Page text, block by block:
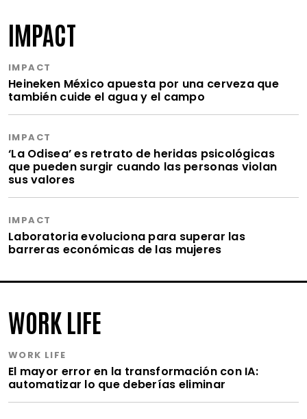
IMPACT
IMPACT
Heineken México apuesta por una cerveza que
también cuide el agua y el campo
IMPACT
‘La Odisea’ es retrato de heridas psicológicas
que pueden surgir cuando las personas violan
sus valores
IMPACT
Laboratoria evoluciona para superar las
barreras económicas de las mujeres
WORK LIFE
WORK LIFE
El mayor error en la transformación con IA:
automatizar lo que deberías eliminar